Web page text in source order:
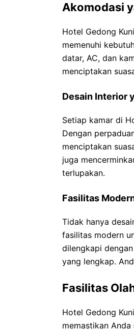
Akomodasi
Hotel Gedong
memenuhi
datar, AC, dan
menciptakan
Desain Interior
Setiap kamar di
Dengan
menciptakan
juga
terlupakan.
Fasilitas
Tidak hanya
fasilitas modern
dilengkapi
yang lengkap.
Fasilitas
Hotel Gedong
memastikan